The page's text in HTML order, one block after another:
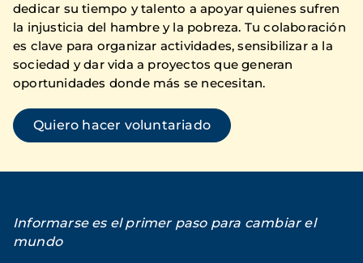
dedicar su tiempo y talento a apoyar quienes sufren
la injusticia del hambre y la pobreza. Tu colaboración
es clave para organizar actividades, sensibilizar a la
sociedad y dar vida a proyectos que generan
oportunidades donde más se necesitan.
Quiero hacer voluntariado
Informarse es el primer paso para cambiar el
mundo